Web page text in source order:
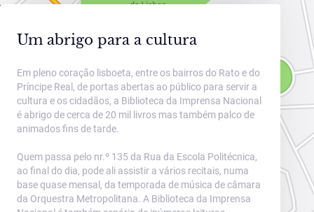
Um abrigo para a cultura
Em pleno coração lisboeta, entre os bairros do Rato e do
Príncipe Real, de portas abertas ao público para servir a
cultura e os cidadãos, a Biblioteca da Imprensa Nacional
é abrigo de cerca de 20 mil livros mas também palco de
animados fins de tarde.
Quem passa pelo nr.º 135 da Rua da Escola Politécnica,
ao final do dia, pode ali assistir a vários recitais, numa
base quase mensal, da temporada de música de câmara
da Orquestra Metropolitana. A Biblioteca da Imprensa